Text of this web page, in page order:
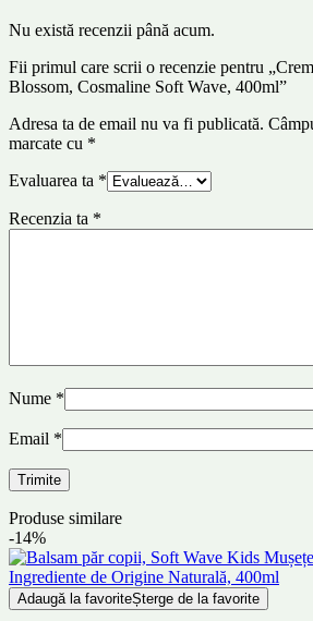
Nu există recenzii până acum.
Fii primul care scrii o recenzie pentru
Blossom, Cosmaline Soft Wave, 400ml”
Adresa ta de email nu va fi publicată.
marcate cu *
Evaluarea ta *
Recenzia ta *
Nume *
Email *
Produse similare
-14%
Adaugă la favoriteȘterge de la favorite